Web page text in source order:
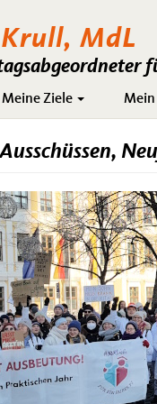
MdL
Meine Ziele Mein